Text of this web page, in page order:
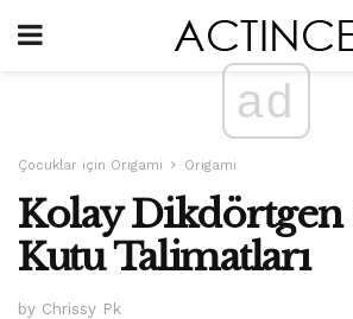
ad
Çocuklar için Origami Origami
Kolay
Kutu Talimatları
by Chrissy Pk